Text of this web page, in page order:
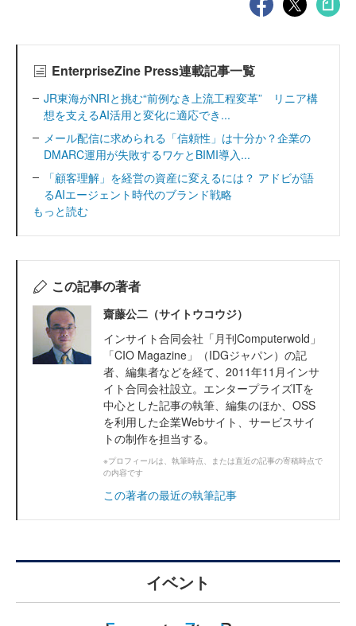
EnterpriseZine Press連載記事一覧
JR東海がNRIと挑む“前例なき上流工程変革” リニア構
想を支えるAI活用と変化に適応でき...
メール配信に求められる「信頼性」は十分か？企業の
DMARC運用が失敗するワケとBIMI導入...
「顧客理解」を経営の資産に変えるには？ アドビが語
るAIエージェント時代のブランド戦略
もっと読む
この記事の著者
齋藤公二（サイトウコウジ）
インサイト合同会社「月刊Computerwold」
「CIO Magazine」（IDGジャパン）の記
者、編集者などを経て、2011年11月インサ
イト合同会社設立。エンタープライズITを
中心とした記事の執筆、編集のほか、OSS
を利用した企業Webサイト、サービスサイ
トの制作を担当する。
※プロフィールは、執筆時点、または直近の記事の寄稿時点で
の内容です
この著者の最近の執筆記事
イベント